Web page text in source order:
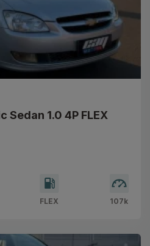
Sedan 1.0 4P FLEX
FLEX 107k